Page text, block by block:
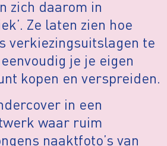
zich daarom in
Ze laten zien hoe
verkiezingsuitslagen te
je je eigen
kopen en verspreiden.
in een
waar ruim
naaktfoto’s van